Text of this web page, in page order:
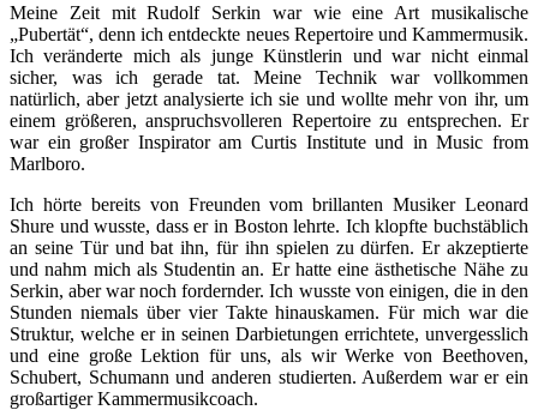
Meine Zeit mit Rudolf Serkin war wie eine Art musikalische
„Pubertät“, denn ich entdeckte neues Repertoire und Kammermusik.
Ich veränderte mich als junge Künstlerin und war nicht einmal
sicher, was ich gerade tat. Meine Technik war vollkommen
natürlich, aber jetzt analysierte ich sie und wollte mehr von ihr, um
einem größeren, anspruchsvolleren Repertoire zu entsprechen. Er
war ein großer Inspirator am Curtis Institute und in Music from
Marlboro.
Ich hörte bereits von Freunden vom brillanten Musiker Leonard
Shure und wusste, dass er in Boston lehrte. Ich klopfte buchstäblich
an seine Tür und bat ihn, für ihn spielen zu dürfen. Er akzeptierte
und nahm mich als Studentin an. Er hatte eine ästhetische Nähe zu
Serkin, aber war noch fordernder. Ich wusste von einigen, die in den
Stunden niemals über vier Takte hinauskamen. Für mich war die
Struktur, welche er in seinen Darbietungen errichtete, unvergesslich
und eine große Lektion für uns, als wir Werke von Beethoven,
Schubert, Schumann und anderen studierten. Außerdem war er ein
großartiger Kammermusikcoach.